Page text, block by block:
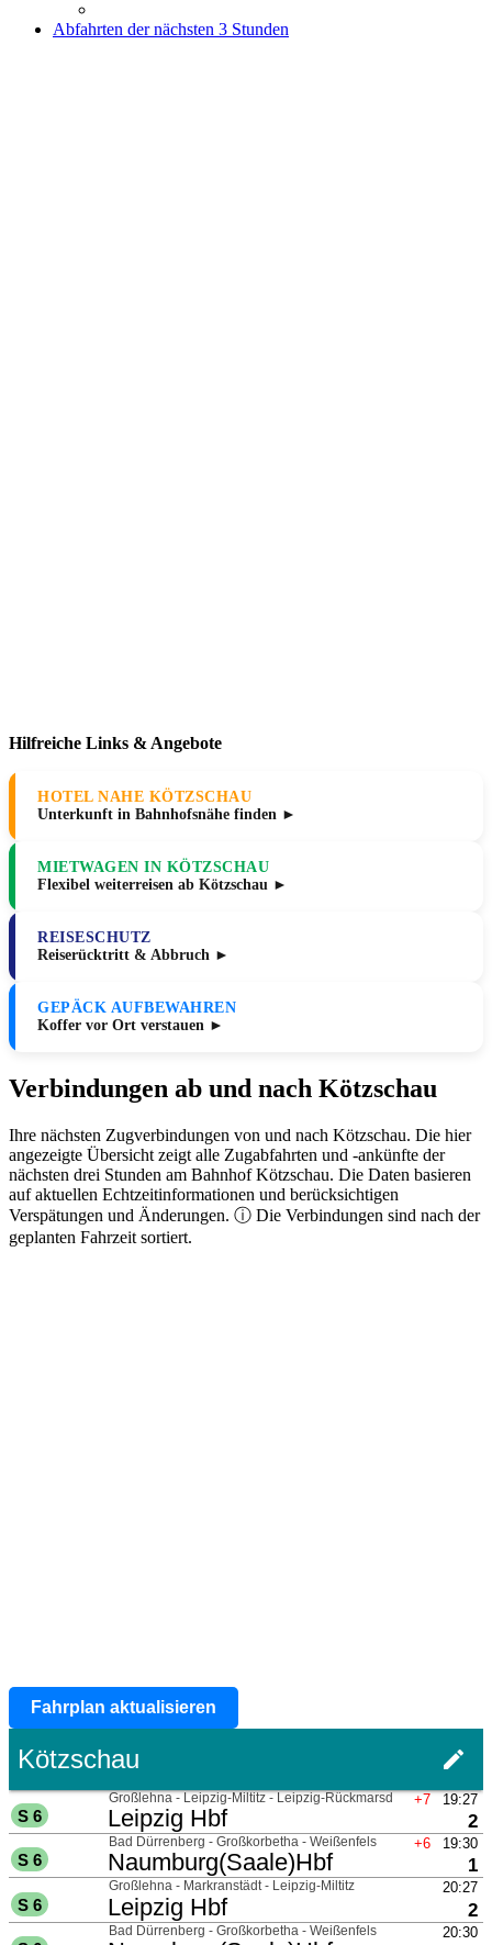
Abfahrten der nächsten 3 Stunden
Hilfreiche Links & Angebote
HOTEL NAHE KÖTZSCHAU
Unterkunft in Bahnhofsnähe finden ►
MIETWAGEN IN KÖTZSCHAU
Flexibel weiterreisen ab Kötzschau ►
REISESCHUTZ
Reiserücktritt & Abbruch ►
GEPÄCK AUFBEWAHREN
Koffer vor Ort verstauen ►
Verbindungen ab und nach Kötzschau
Ihre nächsten Zugverbindungen von und nach Kötzschau. Die hier
angezeigte Übersicht zeigt alle Zugabfahrten und -ankünfte der
nächsten drei Stunden am Bahnhof Kötzschau. Die Daten basieren
auf aktuellen Echtzeitinformationen und berücksichtigen
Verspätungen und Änderungen. ⓘ Die Verbindungen sind nach der
geplanten Fahrzeit sortiert.
Fahrplan aktualisieren